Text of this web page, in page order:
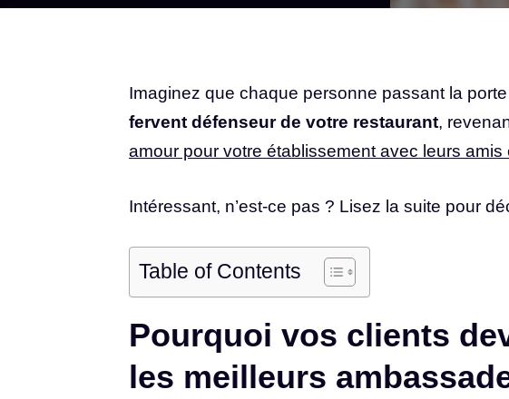
Imaginez que chaque personne passant la
fervent défenseur de votre restaurant,
amour pour votre établissement avec leurs amis
Intéressant, n’est-ce pas ? Lisez la suite pour
Table of Contents
Pourquoi vos clients
les meilleurs